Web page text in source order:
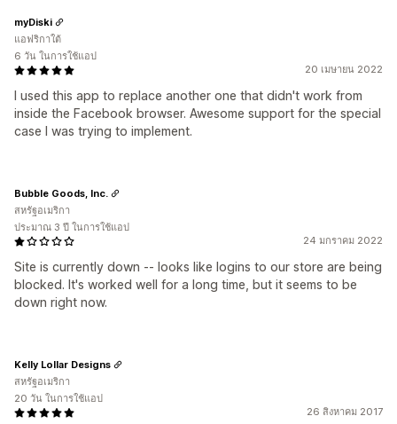
20 เมษายน 2022
I used this app to replace another one that didn't work from
inside the Facebook browser. Awesome support for the special
case I was trying to implement.
myDiski
แอฟริกาใต้
6 วัน ในการใช้แอป
24 มกราคม 2022
Site is currently down -- looks like logins to our store are being
blocked. It's worked well for a long time, but it seems to be
down right now.
Bubble Goods, Inc.
สหรัฐอเมริกา
ประมาณ 3 ปี ในการใช้แอป
26 สิงหาคม 2017
Kelly Lollar Designs
สหรัฐอเมริกา
20 วัน ในการใช้แอป